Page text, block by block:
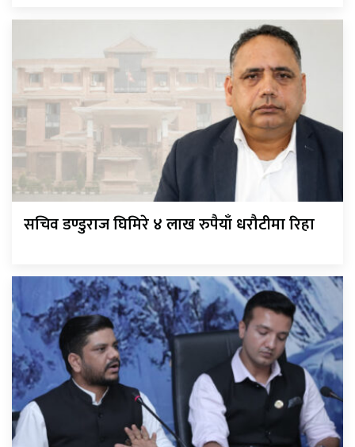
सचिव डण्डुराज घिमिरे ४ लाख रुपैयाँ धरौटीमा रिहा